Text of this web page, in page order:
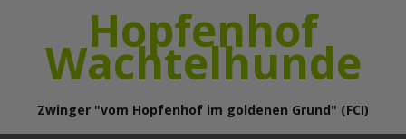
Hopfenhof
Wachtelhunde
Zwinger "vom Hopfenhof im goldenen Grund" (FCI)